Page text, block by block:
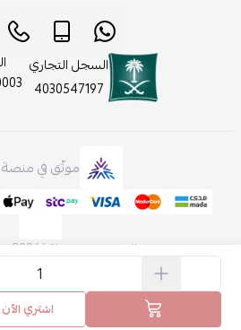
اشتري الآن
السجل التجاري
4030547197
موثّق في منصة
الحقوق محفوظة | 2026